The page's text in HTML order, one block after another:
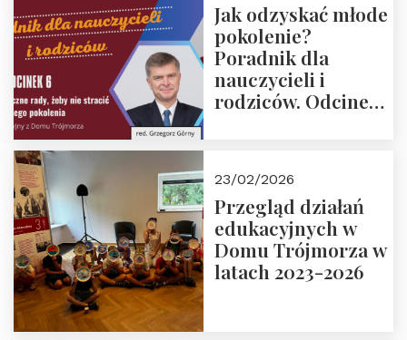
Jak odzyskać młode
pokolenie?
Poradnik dla
nauczycieli i
rodziców. Odcinek
Rozmawiają red.
Grzegorz Górny i
prof. Michał
Łuczewski
23/02/2026
Przegląd działań
edukacyjnych w
Domu Trójmorza w
latach 2023-2026